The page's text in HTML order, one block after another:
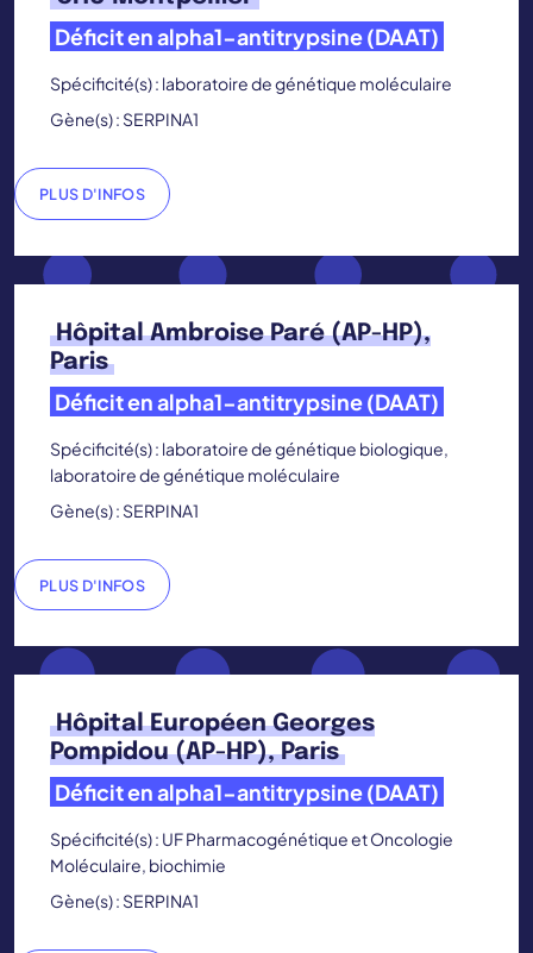
Déficit en alpha1-antitrypsine (DAAT)
Spécificité(s) : laboratoire de génétique moléculaire
Gène(s) : SERPINA1
PLUS D'INFOS
Hôpital Ambroise Paré (AP-HP),
Paris
Déficit en alpha1-antitrypsine (DAAT)
Spécificité(s) : laboratoire de génétique biologique,
laboratoire de génétique moléculaire
Gène(s) : SERPINA1
PLUS D'INFOS
Hôpital Européen Georges
Pompidou (AP-HP), Paris
Déficit en alpha1-antitrypsine (DAAT)
Spécificité(s) : UF Pharmacogénétique et Oncologie
Moléculaire, biochimie
Gène(s) : SERPINA1